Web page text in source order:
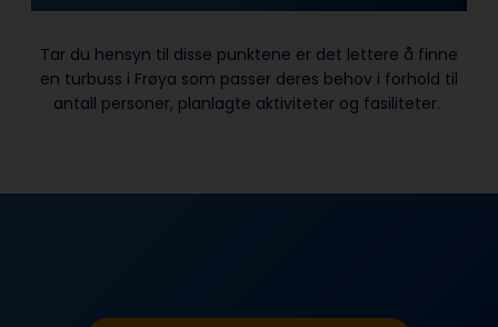
Tar du hensyn til disse punktene er det lettere å finne
en turbuss i Frøya som passer deres behov i forhold til
antall personer, planlagte aktiviteter og fasiliteter.